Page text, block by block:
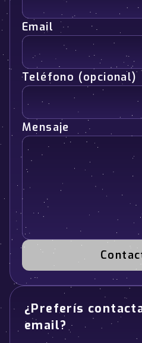
Email
Teléfono (opcional)
Mensaje
¿Preferís
email?